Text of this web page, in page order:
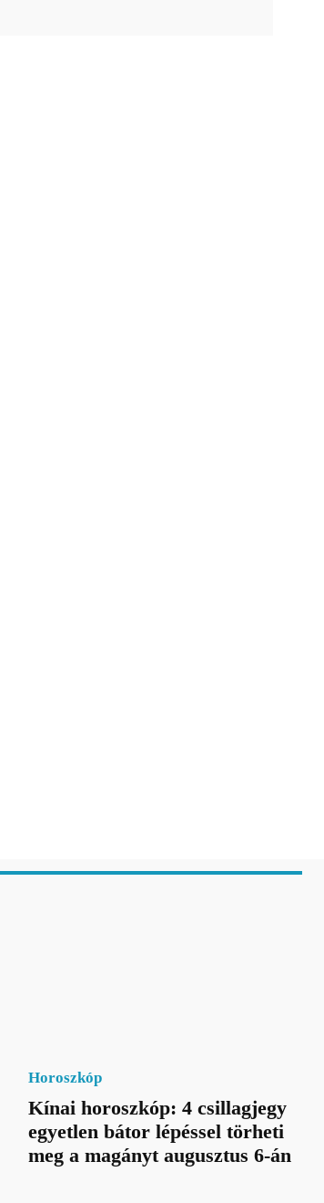
Horoszkóp
Kínai horoszkóp: 4 csillagjegy
egyetlen bátor lépéssel törheti
meg a magányt augusztus 6-án